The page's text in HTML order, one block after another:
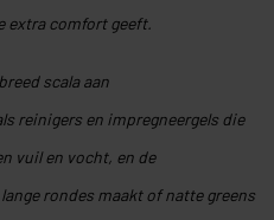
extra comfort geeft.
scala aan
reinigers en impregneergels die
vuil en vocht, en de
lange rondes maakt of natte greens